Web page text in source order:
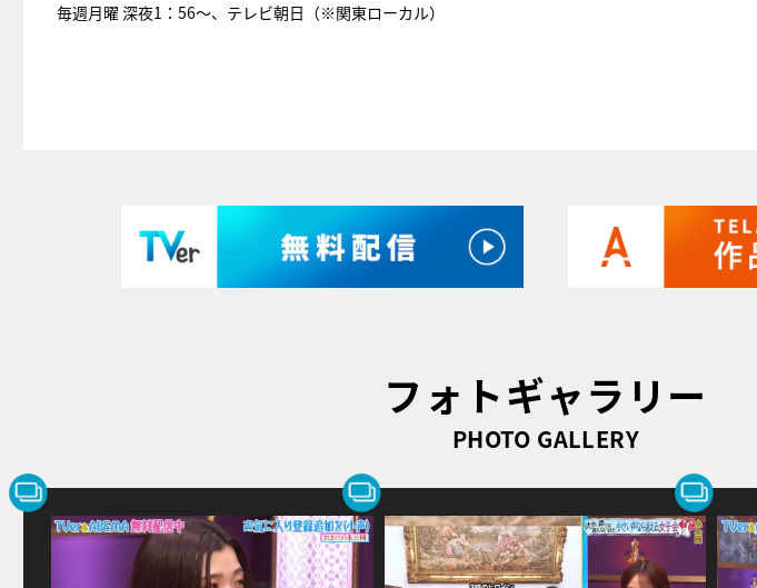
毎週月曜 深夜1：56～、テレビ朝日（※関東ローカル）
フォトギャラリー
PHOTO GALLERY